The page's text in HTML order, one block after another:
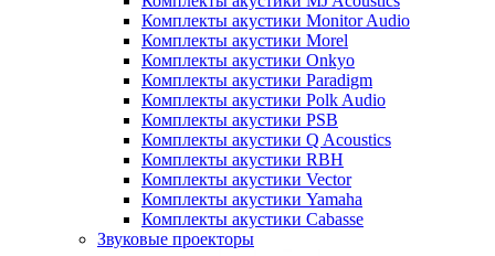
Комплекты акустики Monitor Audio
Комплекты акустики Morel
Комплекты акустики Onkyo
Комплекты акустики Paradigm
Комплекты акустики Polk Audio
Комплекты акустики PSB
Комплекты акустики Q Acoustics
Комплекты акустики RBH
Комплекты акустики Vector
Комплекты акустики Yamaha
Комплекты акустики Сabasse
Звуковые проекторы